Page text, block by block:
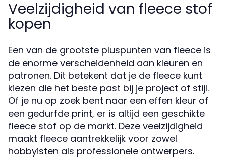
Veelzijdigheid van fleece stof
kopen
Een van de grootste pluspunten van fleece is
de enorme verscheidenheid aan kleuren en
patronen. Dit betekent dat je de fleece kunt
kiezen die het beste past bij je project of stijl.
Of je nu op zoek bent naar een effen kleur of
een gedurfde print, er is altijd een geschikte
fleece stof op de markt. Deze veelzijdigheid
maakt fleece aantrekkelijk voor zowel
hobbyisten als professionele ontwerpers.